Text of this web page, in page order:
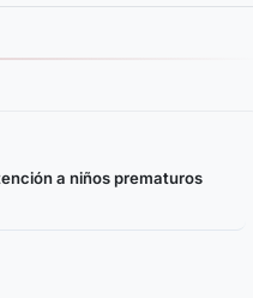
a niños prematuros